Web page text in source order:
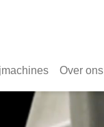
Over ons